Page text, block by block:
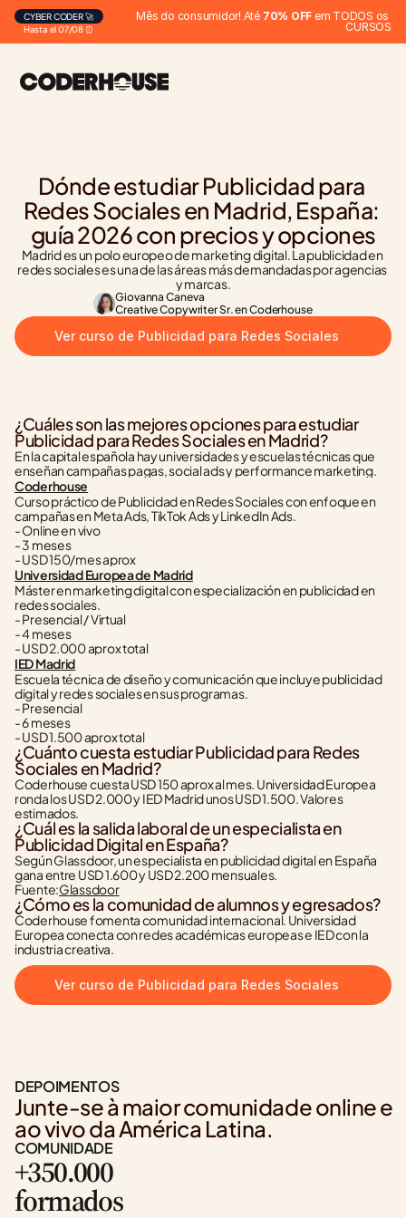
Hasta el 07/08 ⏰
CYBER CODER 🚀 Mês do consumidor! Até 70% OFF em TODOS os
CURSOS
Dónde estudiar Publicidad para
Redes Sociales en Madrid, España:
guía 2026 con precios y opciones
Madrid es un polo europeo de marketing digital. La publicidad en
redes sociales es una de las áreas más demandadas por agencias
y marcas.
Giovanna Caneva
Creative Copywriter Sr. en Coderhouse
Ver curso de Publicidad para Redes Sociales
¿Cuáles son las mejores opciones para estudiar
Publicidad para Redes Sociales en Madrid?
En la capital española hay universidades y escuelas técnicas que
enseñan campañas pagas, social ads y performance marketing.
Coderhouse
Curso práctico de Publicidad en Redes Sociales con enfoque en
campañas en Meta Ads, TikTok Ads y LinkedIn Ads.
- Online en vivo
- 3 meses
- USD 150/mes aprox
Universidad Europea de Madrid
Máster en marketing digital con especialización en publicidad en
redes sociales.
- Presencial / Virtual
- 4 meses
- USD 2.000 aprox total
IED Madrid
Escuela técnica de diseño y comunicación que incluye publicidad
digital y redes sociales en sus programas.
- Presencial
- 6 meses
- USD 1.500 aprox total
¿Cuánto cuesta estudiar Publicidad para Redes
Sociales en Madrid?
Coderhouse cuesta USD 150 aprox al mes. Universidad Europea
ronda los USD 2.000 y IED Madrid unos USD 1.500. Valores
estimados.
¿Cuál es la salida laboral de un especialista en
Publicidad Digital en España?
Según Glassdoor, un especialista en publicidad digital en España
gana entre USD 1.600 y USD 2.200 mensuales.
Fuente:Glassdoor
¿Cómo es la comunidad de alumnos y egresados?
Coderhouse fomenta comunidad internacional. Universidad
Europea conecta con redes académicas europeas e IED con la
industria creativa.
Ver curso de Publicidad para Redes Sociales
DEPOIMENTOS
Junte-se à maior comunidade online e
ao vivo da América Latina.
COMUNIDADE
+350.000
formados